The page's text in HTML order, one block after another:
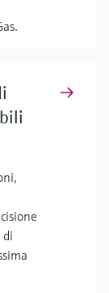
di